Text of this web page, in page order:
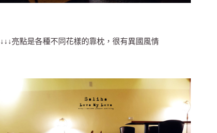
↓↓↓亮點是各種不同花樣的靠枕，很有異國風情